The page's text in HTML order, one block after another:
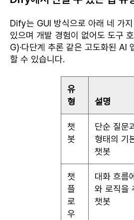
Dify는 GUI 방식으로 아래 네 가
있으며 개발 경험이 없어도 도구
G)·다단계 추론 같은 고도화된 AI
할 수 있습니다.
유
형
설명
챗
봇
단순 질문
형태의 기
챗봇
챗
플
로
우
대화 흐름
와 로직을
챗봇